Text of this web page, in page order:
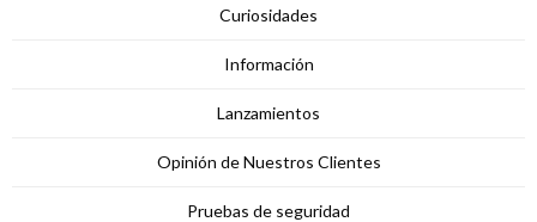
Curiosidades
Información
Lanzamientos
Opinión de Nuestros Clientes
Pruebas de seguridad